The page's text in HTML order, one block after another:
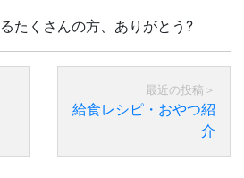
たくさんの方、ありがとう?
給食レシピ・おやつ紹
介